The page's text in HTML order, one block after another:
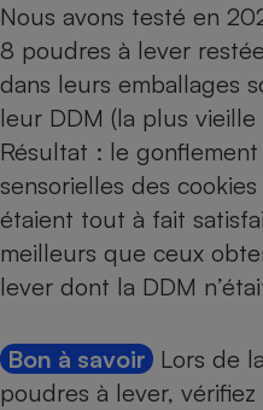
Nous avons testé en
8 poudres à lever
dans leurs emballages
leur DDM (la plus vieille
Résultat : le
sensorielles des
étaient tout à fait
meilleurs que ceux
lever dont la DDM
Bon à savoir Lors de
poudres à lever,